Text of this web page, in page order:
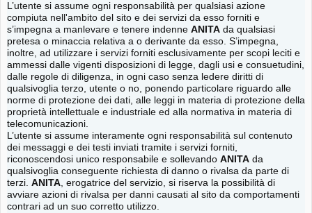
L’utente si assume ogni responsabilità per qualsiasi azione
compiuta nell'ambito del sito e dei servizi da esso forniti e
s’impegna a manlevare e tenere indenne ANITA da qualsiasi
pretesa o minaccia relativa a o derivante da esso. S’impegna,
inoltre, ad utilizzare i servizi forniti esclusivamente per scopi leciti e
ammessi dalle vigenti disposizioni di legge, dagli usi e consuetudini,
dalle regole di diligenza, in ogni caso senza ledere diritti di
qualsivoglia terzo, utente o no, ponendo particolare riguardo alle
norme di protezione dei dati, alle leggi in materia di protezione della
proprietà intellettuale e industriale ed alla normativa in materia di
telecomunicazioni.
L’utente si assume interamente ogni responsabilità sul contenuto
dei messaggi e dei testi inviati tramite i servizi forniti,
riconoscendosi unico responsabile e sollevando ANITA da
qualsivoglia conseguente richiesta di danno o rivalsa da parte di
terzi. ANITA, erogatrice del servizio, si riserva la possibilità di
avviare azioni di rivalsa per danni causati al sito da comportamenti
contrari ad un suo corretto utilizzo.